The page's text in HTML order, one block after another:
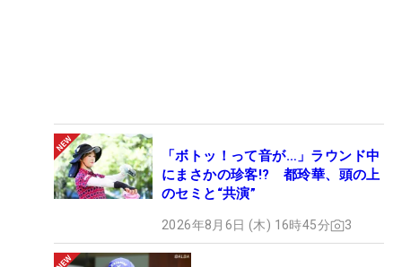
「ボトッ！って音が…」ラウンド中
にまさかの珍客!? 都玲華、頭の上
のセミと“共演”
2026年8月6日 (木) 16時45分 3